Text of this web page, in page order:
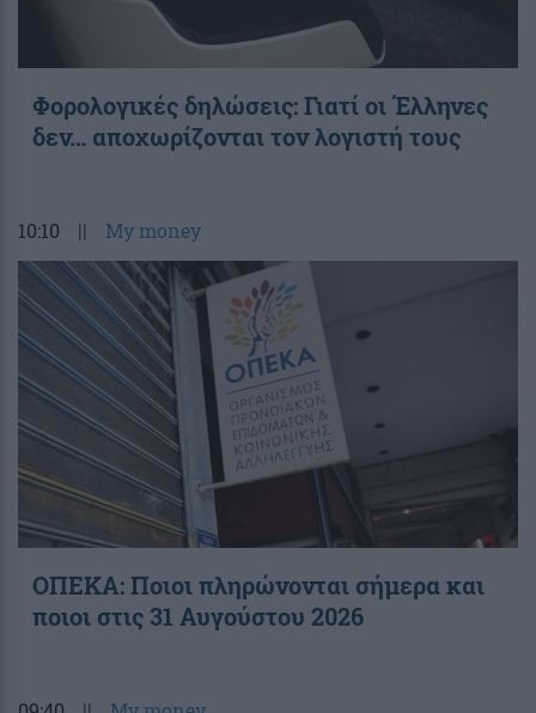
Φορολογικές δηλώσεις: Γιατί οι Έλληνες
δεν… αποχωρίζονται τον λογιστή τους
10:10 || My money
ΟΠΕΚΑ: Ποιοι πληρώνονται σήμερα και
ποιοι στις 31 Αυγούστου 2026